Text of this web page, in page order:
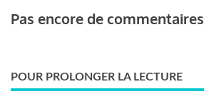
Pas encore de commentaires
POUR PROLONGER LA LECTURE